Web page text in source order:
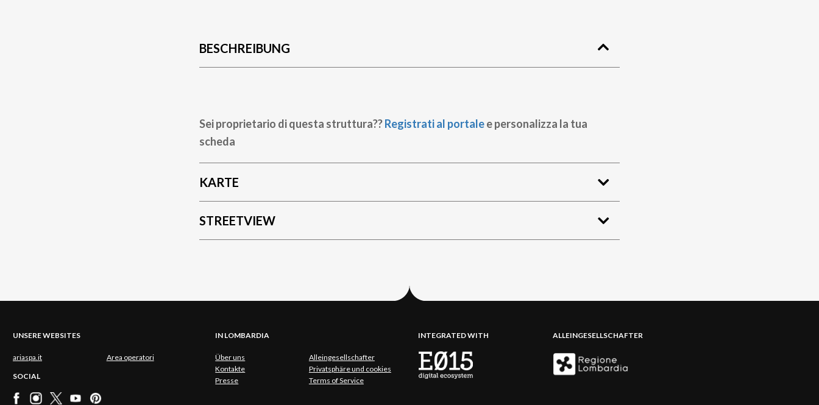
BESCHREIBUNG
Sei proprietario di questa struttura??Registrati al portalee personalizza la tua
scheda
KARTE
STREETVIEW
UNSERE WEBSITES
ariaspa.it Area operatori
SOCIAL
IN LOMBARDIA
Über uns
Alleingesellschafter
Kontakte
Privatsphäre und cookies
Presse
Terms of Service
INTEGRATED WITH ALLEINGESELLSCHAFTER